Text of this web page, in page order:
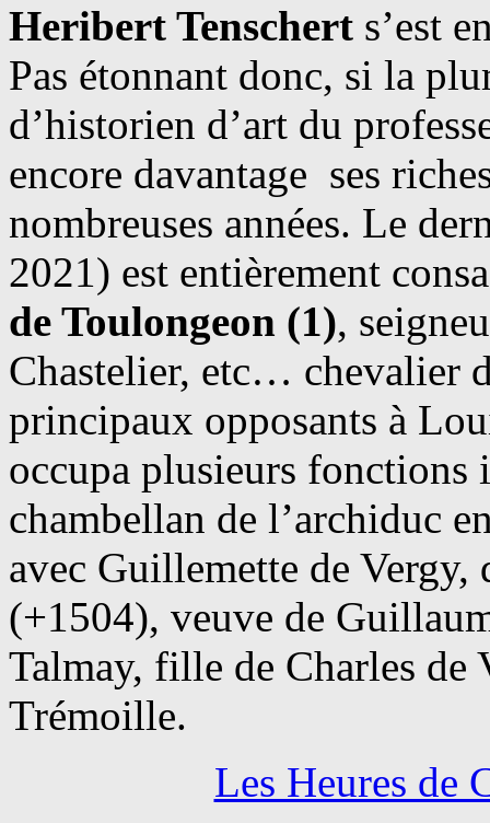
Heribert Tenschert s’est
Pas étonnant donc, si la
d’historien d’art du
encore davantage ses
nombreuses années. Le
2021) est entièrement
de Toulongeon (1),
Chastelier, etc… chevalier
principaux opposants à
occupa plusieurs fonctions
chambellan de l’archiduc
avec Guillemette de
(+1504), veuve de
Talmay, fille de Charles de
Trémoille.
Les Heures de